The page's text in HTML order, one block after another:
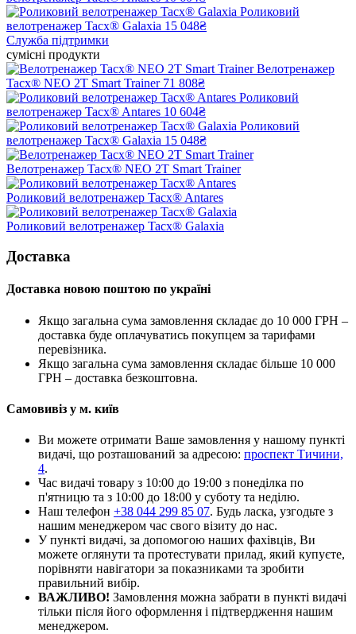
Роликовий
велотренажер Tacx® Galaxia 15 048₴
Служба підтримки
сумісні продукти
Велотренажер
Tacx® NEO 2T Smart Trainer 71 808₴
Роликовий
велотренажер Tacx® Antares 10 604₴
Роликовий
велотренажер Tacx® Galaxia 15 048₴
Велотренажер Tacx® NEO 2T Smart Trainer
Роликовий велотренажер Tacx® Antares
Роликовий велотренажер Tacx® Galaxia
Доставка
Доставка новою поштою по україні
Якщо загальна сума замовлення складає до 10 000 ГРН –
доставка буде оплачуватись покупцем за тарифами
перевізника.
Якщо загальна сума замовлення складає більше 10 000
ГРН – доставка безкоштовна.
Самовивіз у м. київ
Ви можете отримати Ваше замовлення у нашому пункті
видачі, що розташований за адресою: проспект Тичини,
4.
Час видачі товару з 10:00 до 19:00 з понеділка по
п'ятницю та з 10:00 до 18:00 у суботу та неділю.
Наш телефон +38 044 299 85 07. Будь ласка, узгодьте з
нашим менеджером час свого візиту до нас.
У пункті видачі, за допомогою наших фахівців, Ви
можете оглянути та протестувати прилад, який купуєте,
порівняти навігатори за показниками та зробити
правильний вибір.
ВАЖЛИВО! Замовлення можна забрати в пункті видачі
тільки після його оформлення і підтвердження нашим
менеджером.